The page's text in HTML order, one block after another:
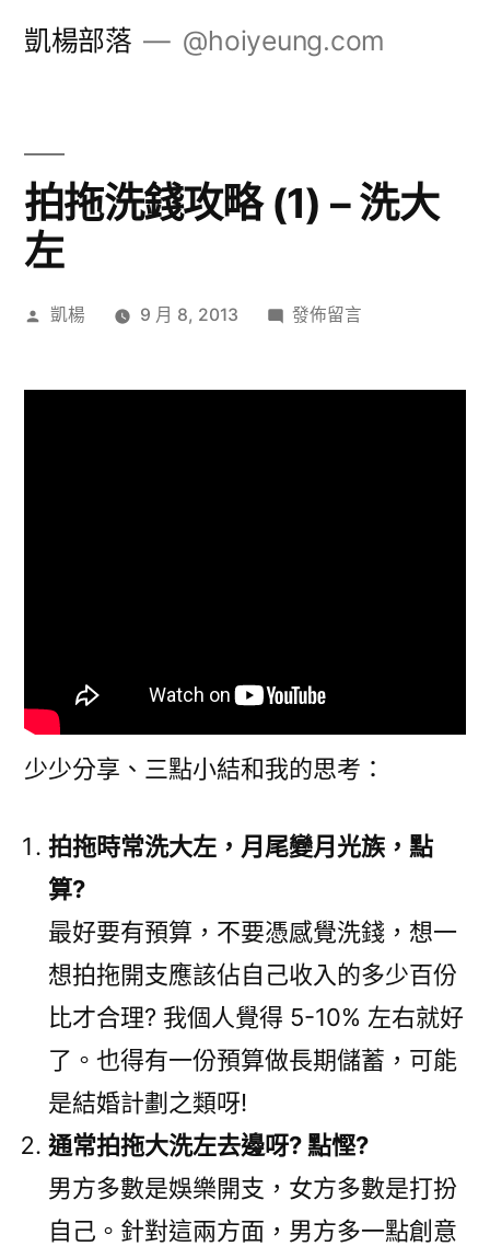
凱楊部落 @hoiyeung.com
拍拖洗錢攻略 (1) – 洗大
左
作
凱楊 9 月 8, 2013
在
發佈留言
少少分享、三點小結和我的思考：
拍拖時常洗大左，月尾變月光族，點
算?
最好要有預算，不要憑感覺洗錢，想一
想拍拖開支應該佔自己收入的多少百份
比才合理? 我個人覺得 5-10% 左右就好
了。也得有一份預算做長期儲蓄，可能
是結婚計劃之類呀!
通常拍拖大洗左去邊呀? 點慳?
男方多數是娛樂開支，女方多數是打扮
自己。針對這兩方面，男方多一點創意